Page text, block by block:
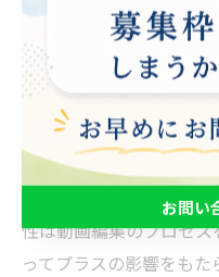
す。例えば、視覚障害
の少ない視点を加える
づきを提供できる動画
力です。 さらに、多様
化も図れます。多様な
化に柔軟に対応する力
性は動画編集のプロセ
ってプラスの影響をもた
お問い
お問い